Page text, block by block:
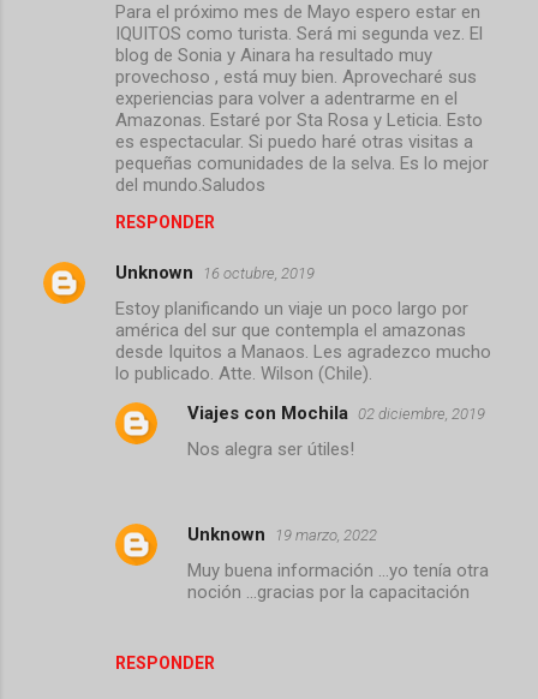
Para el próximo mes de Mayo espero estar en
IQUITOS como turista. Será mi segunda vez. El
blog de Sonia y Ainara ha resultado muy
provechoso , está muy bien. Aprovecharé sus
experiencias para volver a adentrarme en el
Amazonas. Estaré por Sta Rosa y Leticia. Esto
es espectacular. Si puedo haré otras visitas a
pequeñas comunidades de la selva. Es lo mejor
del mundo.Saludos
RESPONDER
Unknown 16 octubre, 2019
Estoy planificando un viaje un poco largo por
américa del sur que contempla el amazonas
desde Iquitos a Manaos. Les agradezco mucho
lo publicado. Atte. Wilson (Chile).
RESPONDER
Viajes con Mochila 02 diciembre, 2019
Nos alegra ser útiles!
Unknown 19 marzo, 2022
Muy buena información ...yo tenía otra
noción ...gracias por la capacitación